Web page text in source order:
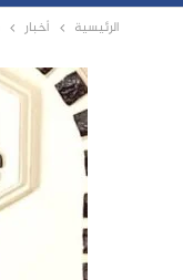
الرئيسية أخبار